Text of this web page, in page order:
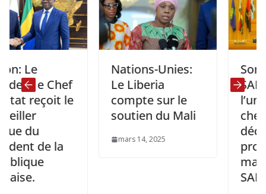
Chef
le
la
Nations-Unies:
Le Liberia
compte sur le
soutien du Mali
mars 14, 2025
Sommet
SADC: A
chefs
décident
prolonger
mandat de
SAMIDRC